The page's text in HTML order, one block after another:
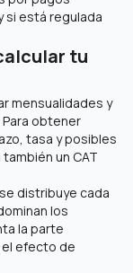
si está regulada
tu
mensualidades y
obtener
tasa y posibles
un CAT
distribuye cada
los
la parte
el efecto de